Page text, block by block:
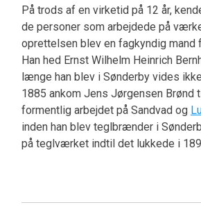
På trods af en virketid på 12 år,
de personer som arbejdede på
oprettelsen blev en fagkyndig mand
Han hed Ernst Wilhelm Heinrich
længe han blev i Sønderby vides
1885 ankom Jens Jørgensen Brønd
formentlig arbejdet på Sandvad og
inden han blev teglbrænder i
på teglværket indtil det lukkede i